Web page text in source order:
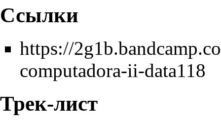
Ссылки
https://
computadora-ii-data118
Трек-лист